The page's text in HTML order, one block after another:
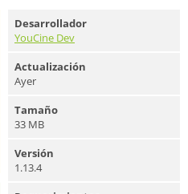
Desarrollador
YouCine Dev
Actualización
Ayer
Tamaño
33 MB
Versión
1.13.4